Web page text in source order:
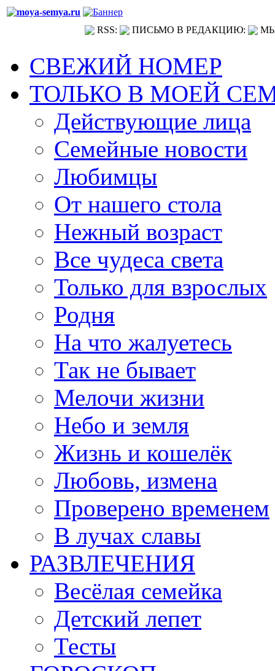
RSS: ПИСЬМО В РЕДАКЦИЮ:
СВЕЖИЙ НОМЕР
ТОЛЬКО В МОЕЙ
Действующие лица
Семейные новости
Любимцы
От нашего стола
Нежный возраст
Все чудеса света
Только для взрослых
Родня
На что жалуетесь
Так не бывает
Мелочи жизни
Небо и земля
Жизнь и кошелёк
Любовь, измена
Проверено временем
В лучах славы
РАЗВЛЕЧЕНИЯ
Весёлая семейка
Детский лепет
Тесты